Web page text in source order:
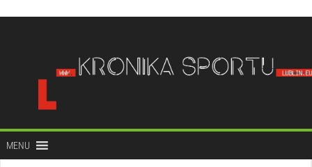
treści
MENU